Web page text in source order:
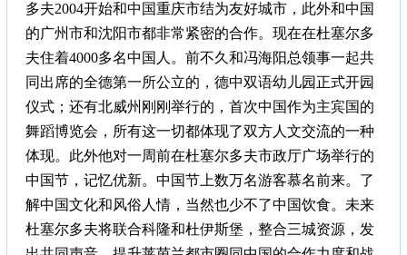
多夫2004开始和中国重庆市结为友好城市，此外和中国
的广州市和沈阳市都非常紧密的合作。现在在杜塞尔多
夫住着4000多名中国人。前不久和冯海阳总领事一起共
同出席的全德第一所公立的，德中双语幼儿园正式开园
仪式； 还有北威州刚刚举行的，首次中国作为主宾国的
舞蹈博览会，所有这一切都体现了双方人文交流的一种
体现。此外他对一周前在杜塞尔多夫市政厅广场举行的
中国节，记忆优新。中国节上数万名游客慕名前来。了
解中国文化和风俗人情，当然也少不了中国饮食。未来
杜塞尔多夫将联合科隆和杜伊斯堡，整合三城资源，发